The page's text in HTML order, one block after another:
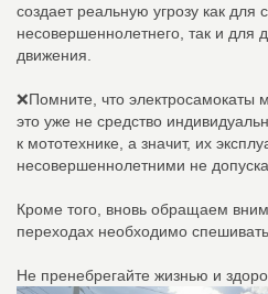
создает реальную угрозу как для
несовершеннолетнего, так и для
движения.
❌Помните, что
это уже не средство
к мототехнике, а значит, их
несовершеннолетними не
Кроме того, вновь обращаем
переходах необходимо
Не пренебрегайте жизнью и